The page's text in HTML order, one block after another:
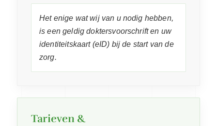
Het enige wat wij van u nodig hebben,
is een geldig doktersvoorschrift en uw
identiteitskaart (eID) bij de start van de
zorg.
Tarieven &